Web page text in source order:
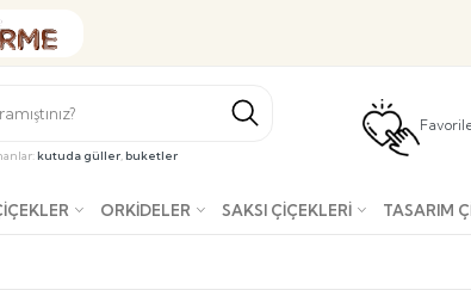
kutuda güller, buketler
ORKIDELER SAKSI ÇIÇEKLERI TASARIM